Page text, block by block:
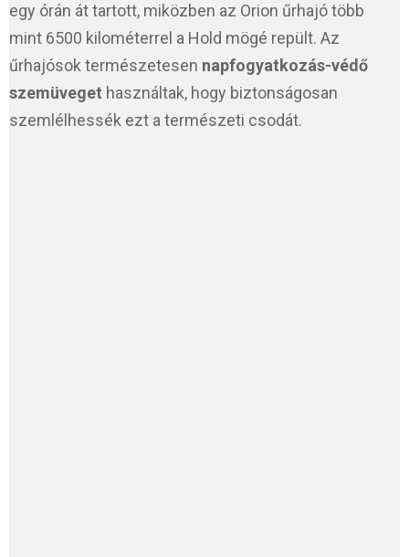
egy órán át tartott, miközben az Orion űrhajó több
mint 6500 kilométerrel a Hold mögé repült. Az
űrhajósok természetesen napfogyatkozás-védő
szemüveget használtak, hogy biztonságosan
szemlélhessék ezt a természeti csodát.